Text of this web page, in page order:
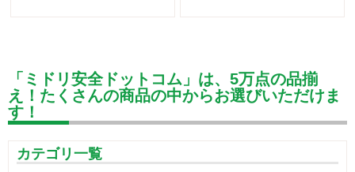
「ミドリ安全ドットコム」は、5万点の品揃
え！たくさんの商品の中からお選びいただけま
す！
カテゴリ一覧